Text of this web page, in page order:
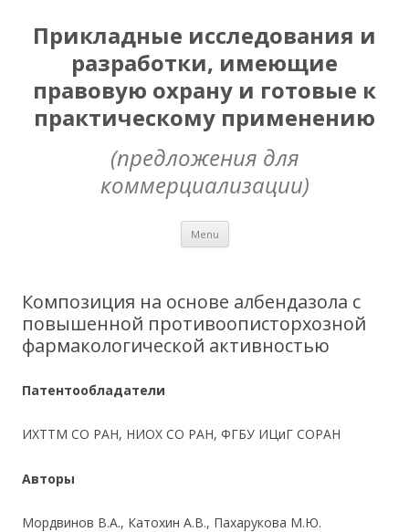
Прикладные исследования и
разработки, имеющие
правовую охрану и готовые к
практическому применению
(предложения для
коммерциализации)
Menu Skip
content
Композиция на основе албендазола с
повышенной противоописторхозной
фармакологической активностью
Патентообладатели
ИХТТМ СО РАН, НИОХ СО РАН, ФГБУ ИЦиГ СОРАН
Авторы
Мордвинов В.А., Катохин А.В., Пахарукова М.Ю.